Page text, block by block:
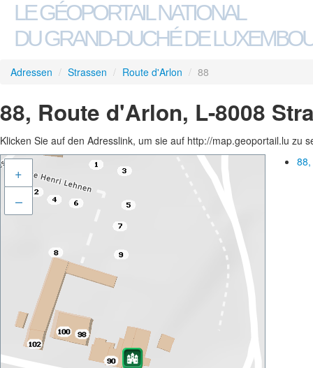
LE GÉOPORTAIL NATIONAL
DU GRAND-DUCHÉ DE
Adressen / Strassen / Route d'Arlon / 88
88, Route d'Arlon, L-8008
Klicken Sie auf den Adresslink, um sie auf http://map.geoportail.lu zu
+
–